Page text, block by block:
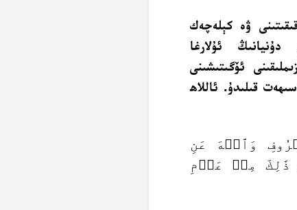
ۋە كېلەچەك
ئۇلارغا
ئۆگىتىشىنى
قىلىدۇ. ئاللاھ
وَٱنۡهَ عَنِ
ذَٰلِكَ مِنۡ عَزۡمِ